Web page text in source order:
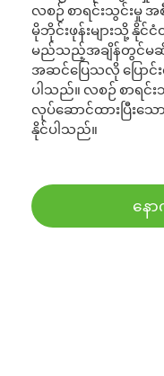
လစဉ် စာရင်းသွင်းမှု အ
မိုဘိုင်းဖုန်းများသို့ နိုင်ငံ
မည်သည့်အချိန်တွင်မ
အဆင်ပြေသလို ပြော
ပါသည်။ လစဉ် စာရင်
လုပ်ဆောင်ထားပြီးသေ
နိုင်ပါသည်။
နေ